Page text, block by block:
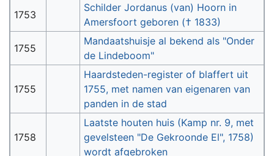
1753
Schilder Jordanus (van) Hoorn in
Amersfoort geboren († 1833)
1755
Mandaatshuisje al bekend als "Onder
de Lindeboom"
1755
Haardsteden-register of blaffert uit
1755, met namen van eigenaren van
panden in de stad
1758
Laatste houten huis (Kamp nr. 9, met
gevelsteen "De Gekroonde El", 1758)
wordt afgebroken